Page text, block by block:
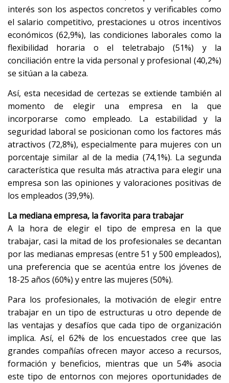
interés son los aspectos concretos y verificables como
el salario competitivo, prestaciones u otros incentivos
económicos (62,9%), las condiciones laborales como la
flexibilidad horaria o el teletrabajo (51%) y la
conciliación entre la vida personal y profesional (40,2%)
se sitúan a la cabeza.
Así, esta necesidad de certezas se extiende también al
momento de elegir una empresa en la que
incorporarse como empleado. La estabilidad y la
seguridad laboral se posicionan como los factores más
atractivos (72,8%), especialmente para mujeres con un
porcentaje similar al de la media (74,1%). La segunda
característica que resulta más atractiva para elegir una
empresa son las opiniones y valoraciones positivas de
los empleados (39,9%).
La mediana empresa, la favorita para trabajar
A la hora de elegir el tipo de empresa en la que
trabajar, casi la mitad de los profesionales se decantan
por las medianas empresas (entre 51 y 500 empleados),
una preferencia que se acentúa entre los jóvenes de
18-25 años (60%) y entre las mujeres (50%).
Para los profesionales, la motivación de elegir entre
trabajar en un tipo de estructuras u otro depende de
las ventajas y desafíos que cada tipo de organización
implica. Así, el 62% de los encuestados cree que las
grandes compañías ofrecen mayor acceso a recursos,
formación y beneficios, mientras que un 54% asocia
este tipo de entornos con mejores oportunidades de